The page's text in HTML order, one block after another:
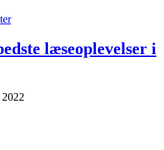
læseoplevelser i